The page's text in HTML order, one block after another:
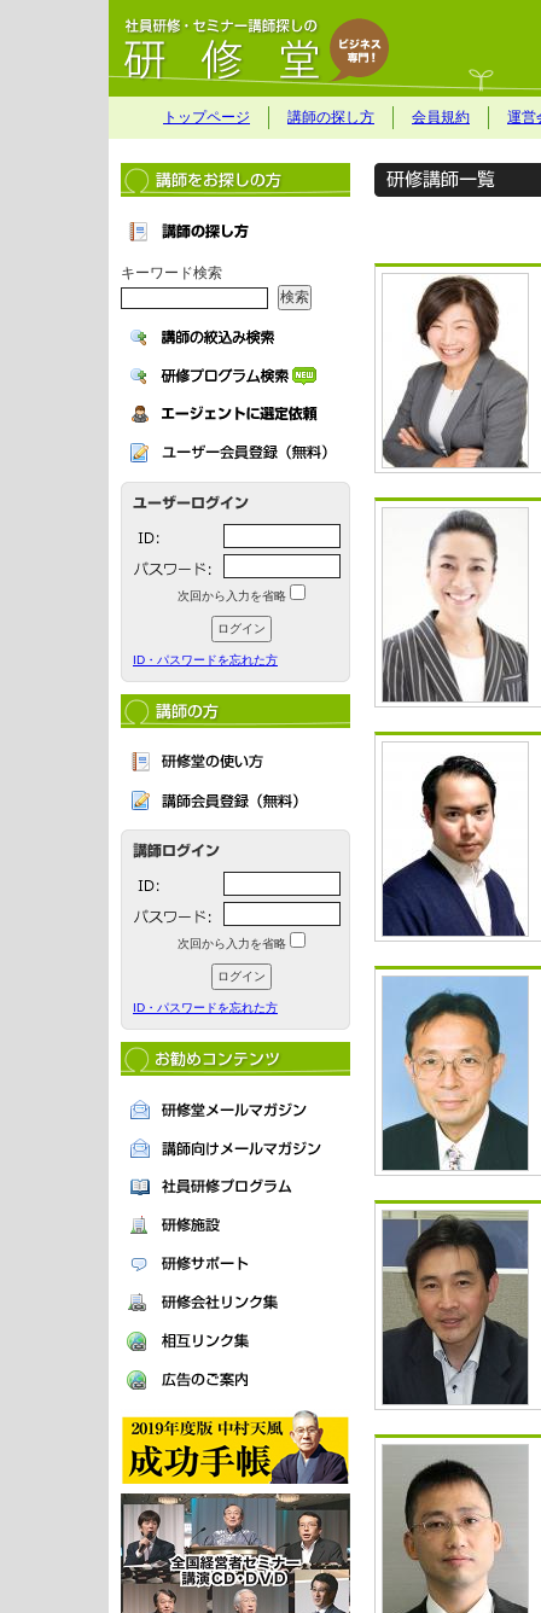
トップページ 講師の探し方 会員規約 運営
キーワード検索
次回から入力を省略
ID・パスワードを忘れた方
次回から入力を省略
ID・パスワードを忘れた方